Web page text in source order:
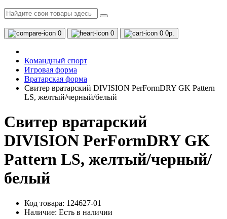
0 0 0 0р.
Командный спорт
Игровая форма
Вратарская форма
Свитер вратарский DIVISION PerFormDRY GK Pattern
LS, желтый/черный/белый
Свитер вратарский
DIVISION PerFormDRY GK
Pattern LS, желтый/черный/
белый
Код товара: 124627-01
Наличие: Есть в наличии